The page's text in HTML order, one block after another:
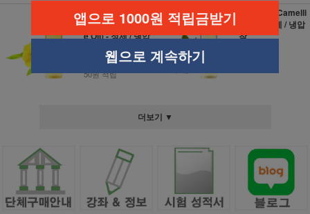
달맞이꽃종자 오일
(Evening Primros
e Oil) - 정제 / 냉압
착 (SVA)
4,500원
50원 적립
동백 오일(Camelli
a Oil) - 정제 / 냉압
착
더보기 ▼
앱으로 1000원 적립금받기
웹으로 계속하기